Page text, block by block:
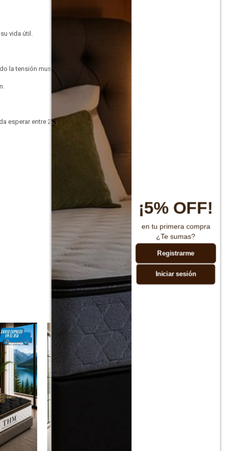
vida útil.
la tensión muscular.
esperar entre 24 y 48
¡5% OFF!
en tu primera compra
¿Te sumas?
Registrarme
Iniciar sesión